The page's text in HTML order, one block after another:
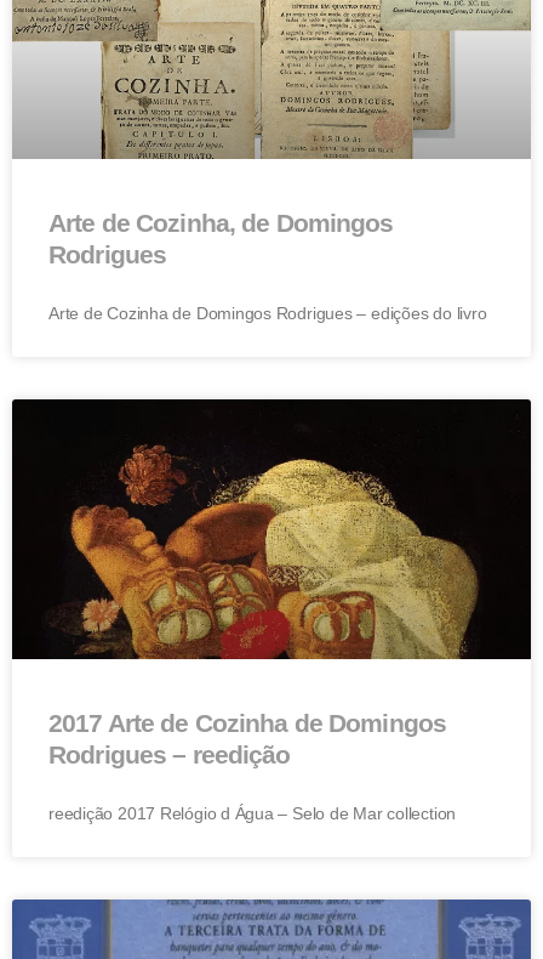
Arte de Cozinha, de Domingos
Rodrigues
Arte de Cozinha de Domingos Rodrigues – edições do livro
2017 Arte de Cozinha de Domingos
Rodrigues – reedição
reedição 2017 Relógio d Água – Selo de Mar collection